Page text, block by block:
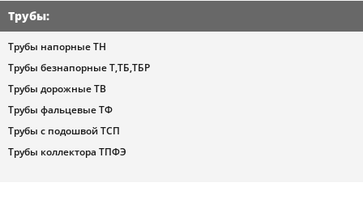
Трубы:
Трубы напорные ТН
Трубы безнапорные Т,ТБ,ТБР
Трубы дорожные ТВ
Трубы фальцевые ТФ
Трубы с подошвой ТСП
Трубы коллектора ТПФЭ